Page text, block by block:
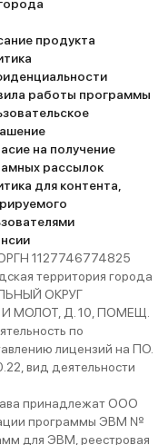
продукта
работы программы
на получение
рассылок
для контента,
1127746774825
территория города
ОКРУГ
МОЛОТ, Д. 10, ПОМЕЩ.
по
лицензий на ПО.
вид деятельности
принадлежат ООО
программы ЭВМ №
для ЭВМ, реестровая